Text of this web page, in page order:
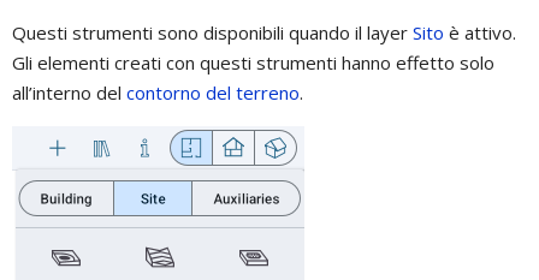
Questi strumenti sono disponibili quando il layer Sito è attivo.
Gli elementi creati con questi strumenti hanno effetto solo
all’interno del contorno del terreno.